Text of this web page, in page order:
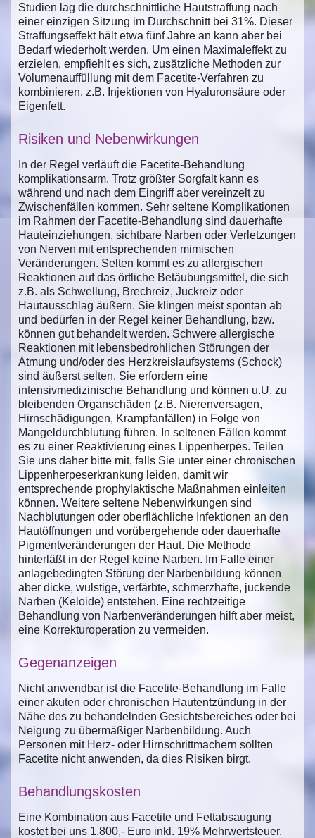
Studien lag die durchschnittliche Hautstraffung nach
einer einzigen Sitzung im Durchschnitt bei 31%. Dieser
Straffungseffekt hält etwa fünf Jahre an kann aber bei
Bedarf wiederholt werden. Um einen Maximaleffekt zu
erzielen, empfiehlt es sich, zusätzliche Methoden zur
Volumenauffüllung mit dem Facetite-Verfahren zu
kombinieren, z.B. Injektionen von Hyaluronsäure oder
Eigenfett.
Risiken und Nebenwirkungen
In der Regel verläuft die Facetite-Behandlung
komplikationsarm. Trotz größter Sorgfalt kann es
während und nach dem Eingriff aber vereinzelt zu
Zwischenfällen kommen. Sehr seltene Komplikationen
im Rahmen der Facetite-Behandlung sind dauerhafte
Hauteinziehungen, sichtbare Narben oder Verletzungen
von Nerven mit entsprechenden mimischen
Veränderungen. Selten kommt es zu allergischen
Reaktionen auf das örtliche Betäubungsmittel, die sich
z.B. als Schwellung, Brechreiz, Juckreiz oder
Hautausschlag äußern. Sie klingen meist spontan ab
und bedürfen in der Regel keiner Behandlung, bzw.
können gut behandelt werden. Schwere allergische
Reaktionen mit lebensbedrohlichen Störungen der
Atmung und/oder des Herzkreislaufsystems (Schock)
sind äußerst selten. Sie erfordern eine
intensivmedizinische Behandlung und können u.U. zu
bleibenden Organschäden (z.B. Nierenversagen,
Hirnschädigungen, Krampfanfällen) in Folge von
Mangeldurchblutung führen. In seltenen Fällen kommt
es zu einer Reaktivierung eines Lippenherpes. Teilen
Sie uns daher bitte mit, falls Sie unter einer chronischen
Lippenherpeserkrankung leiden, damit wir
entsprechende prophylaktische Maßnahmen einleiten
können. Weitere seltene Nebenwirkungen sind
Nachblutungen oder oberflächliche Infektionen an den
Hautöffnungen und vorübergehende oder dauerhafte
Pigmentveränderungen der Haut. Die Methode
hinterläßt in der Regel keine Narben. Im Falle einer
anlagebedingten Störung der Narbenbildung können
aber dicke, wulstige, verfärbte, schmerzhafte, juckende
Narben (Keloide) entstehen. Eine rechtzeitige
Behandlung von Narbenveränderungen hilft aber meist,
eine Korrekturoperation zu vermeiden.
Gegenanzeigen
Nicht anwendbar ist die Facetite-Behandlung im Falle
einer akuten oder chronischen Hautentzündung in der
Nähe des zu behandelnden Gesichtsbereiches oder bei
Neigung zu übermäßiger Narbenbildung. Auch
Personen mit Herz- oder Hirnschrittmachern sollten
Facetite nicht anwenden, da dies Risiken birgt.
Behandlungskosten
Eine Kombination aus Facetite und Fettabsaugung
kostet bei uns 1.800,- Euro inkl. 19% Mehrwertsteuer.